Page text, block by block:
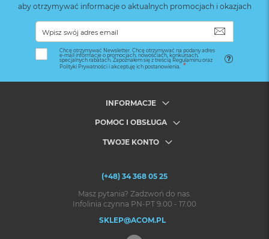
aby otrzymywać informacje o aktualnych promocjach i okazjach
Chcę otrzymywać Newsletter. Chcę otrzymywać na podany adres
e-mail informacje o promocjach, nowościach, konkursach,
specjalnych rabatach. Zapoznałem się z treścią Regulaminu oraz
Polityki Prywatności i akceptuję ich postanowienia.
INFORMACJE
POMOC I OBSŁUGA
TWOJE KONTO
(+48) 34 368 05 25
Masz pytania? Zadzwoń do nas.
Infolinia czynna PN-PT 9.00 - 17.00
SKLEP@ACOM.PL